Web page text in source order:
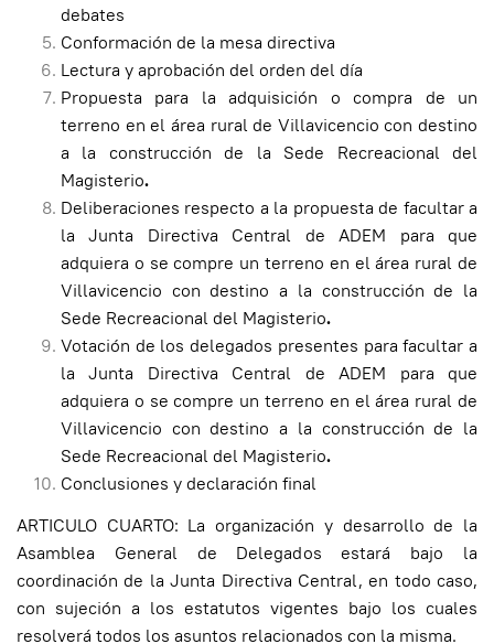
debates
Conformación de la mesa directiva
Lectura y aprobación del orden del día
Propuesta para la adquisición o compra de un
terreno en el área rural de Villavicencio con destino
a la construcción de la Sede Recreacional del
Magisterio.
Deliberaciones respecto a la propuesta de facultar a
la Junta Directiva Central de ADEM para que
adquiera o se compre un terreno en el área rural de
Villavicencio con destino a la construcción de la
Sede Recreacional del Magisterio.
Votación de los delegados presentes para facultar a
la Junta Directiva Central de ADEM para que
adquiera o se compre un terreno en el área rural de
Villavicencio con destino a la construcción de la
Sede Recreacional del Magisterio.
Conclusiones y declaración final
ARTICULO CUARTO: La organización y desarrollo de la
Asamblea General de Delegados estará bajo la
coordinación de la Junta Directiva Central, en todo caso,
con sujeción a los estatutos vigentes bajo los cuales
resolverá todos los asuntos relacionados con la misma.